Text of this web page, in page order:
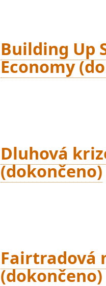
Building Up
Economy
Dluhová
(dokončeno)
Fairtradová
(dokončeno)